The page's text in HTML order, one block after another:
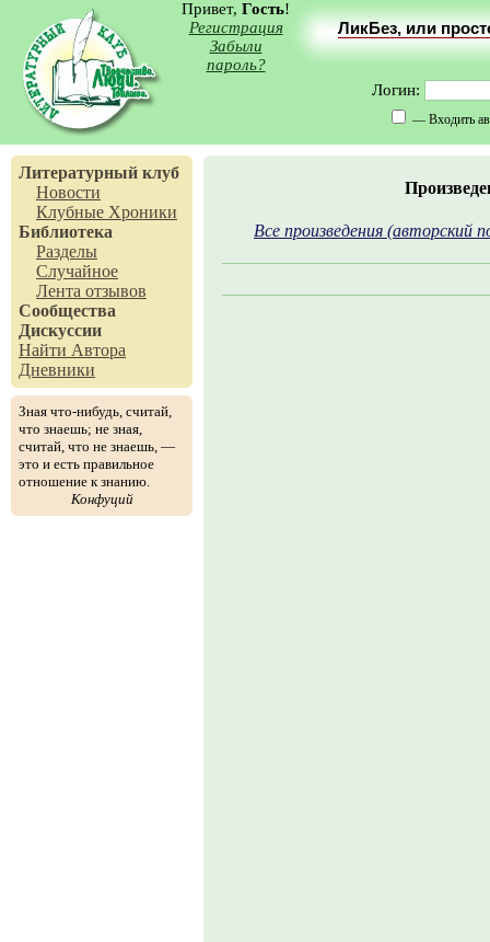
Привет, Гость!
Регистрация
Забыли
пароль?
ЛикБез, или
Логин:
— Входить
Литературный клуб
Новости
Клубные Хроники
Библиотека
Разделы
Случайное
Лента отзывов
Сообщества
Дискуссии
Найти Автора
Дневники
Зная что-нибудь, считай,
что знаешь; не зная,
считай, что не знаешь, —
это и есть правильное
отношение к знанию.
Конфуций
Все произведения (авторский